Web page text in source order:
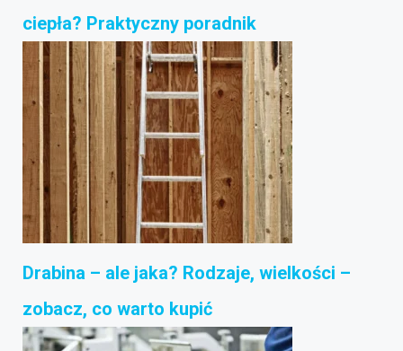
ciepła? Praktyczny poradnik
Drabina – ale jaka? Rodzaje, wielkości –
zobacz, co warto kupić